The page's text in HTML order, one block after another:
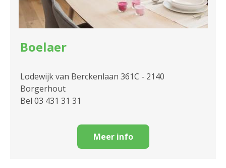
Boelaer
Lodewijk van Berckenlaan 361C - 2140
Borgerhout
Bel 03 431 31 31
Meer info